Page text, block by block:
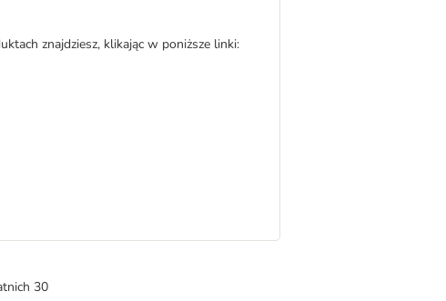
znajdziesz, klikając w poniższe linki:
30